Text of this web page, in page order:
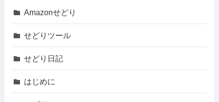
Amazonせどり
せどりツール
せどり日記
はじめに